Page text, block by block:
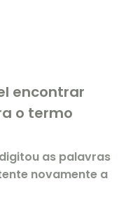
encontrar
o termo
as palavras
novamente a